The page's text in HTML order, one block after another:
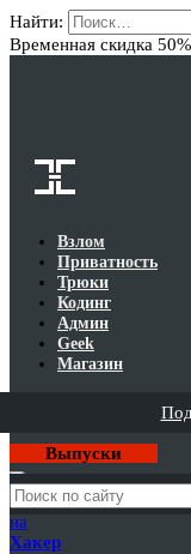
Найти:
Временная скидка 50%
Взлом
Приватность
Трюки
Кодинг
Админ
Geek
Магазин
Выпуски
Годовая
подписка
на
Хакер